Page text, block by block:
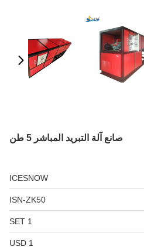
صانع آلة التبريد المباشر 5 طن
ICESNOW
ISN-ZK50
1 SET
1 USD